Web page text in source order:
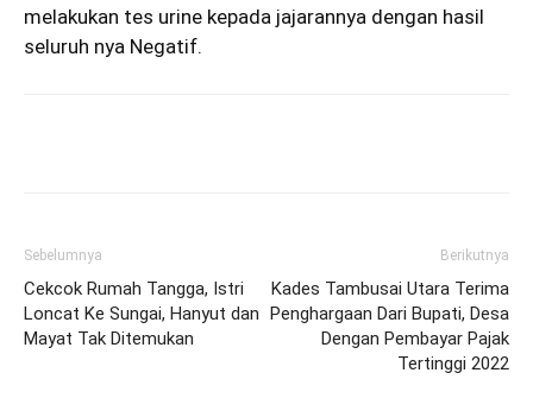
melakukan tes urine kepada jajarannya dengan hasil
seluruh nya Negatif.
Sebelumnya
Cekcok Rumah Tangga, Istri
Loncat Ke Sungai, Hanyut dan
Mayat Tak Ditemukan
Berikutnya
Kades Tambusai Utara Terima
Penghargaan Dari Bupati, Desa
Dengan Pembayar Pajak
Tertinggi 2022